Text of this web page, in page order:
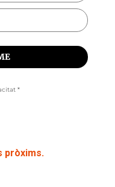
*
pròxims.